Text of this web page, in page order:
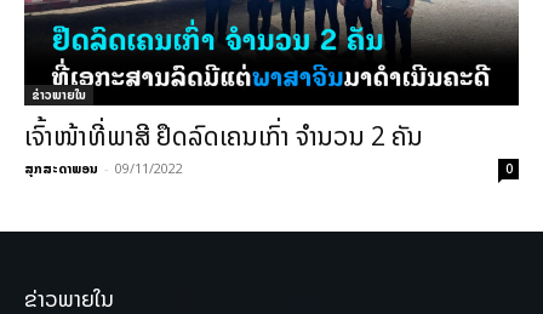
ຂ່າວພາຍ​ໃນ
ເຈົ້າໜ້າທີ່ພາສີ ຢຶດລົດເຄນເກົ່າ ຈຳນວນ 2 ຄັນ
ສຸກສະດາພອນ - 09/11/2022 0
ຂ່າວພາຍໃນ